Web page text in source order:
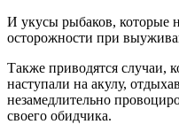
И укусы рыбаков, которые
осторожности при
Также приводятся случаи,
наступали на акулу,
незамедлительно
своего обидчика.